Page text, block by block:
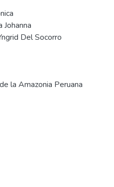
Johanna
Del Socorro
la Amazonia Peruana